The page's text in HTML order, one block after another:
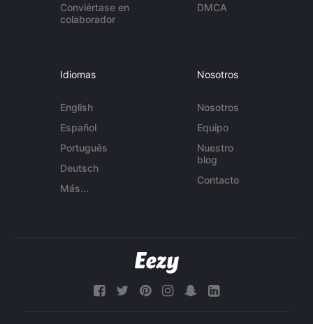
Conviértase en
colaborador
DMCA
Idiomas
English
Español
Português
Deutsch
Más...
Nosotros
Nosotros
Equipo
Nuestro
blog
Contacto